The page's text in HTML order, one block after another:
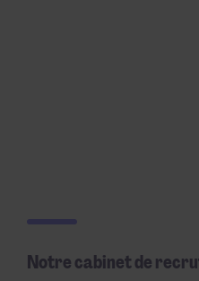
Notre cabinet de